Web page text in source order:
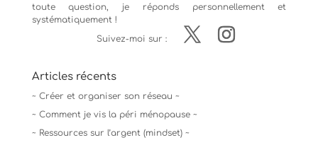
toute question, je réponds personnellement et
systématiquement !
Suivez-moi sur :
Articles récents
~ Créer et organiser son réseau ~
~ Comment je vis la péri ménopause ~
~ Ressources sur l’argent (mindset) ~